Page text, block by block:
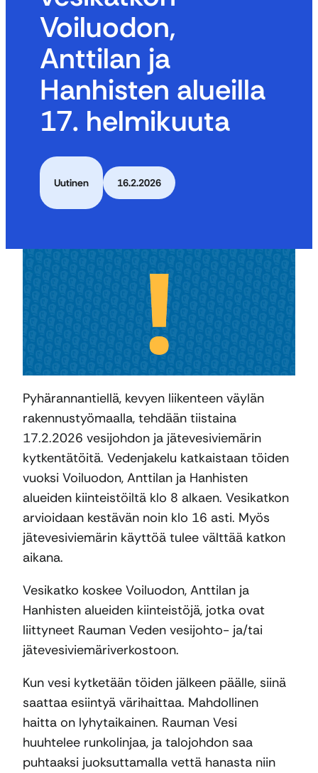
Voiluodon,
Anttilan ja
Hanhisten alueilla
17. helmikuuta
Uutinen 16.2.2026
Pyhärannantiellä, kevyen liikenteen väylän
rakennustyömaalla, tehdään tiistaina
17.2.2026 vesijohdon ja jätevesiviemärin
kytkentätöitä. Vedenjakelu katkaistaan töiden
vuoksi Voiluodon, Anttilan ja Hanhisten
alueiden kiinteistöiltä klo 8 alkaen. Vesikatkon
arvioidaan kestävän noin klo 16 asti. Myös
jätevesiviemärin käyttöä tulee välttää katkon
aikana.
Vesikatko koskee Voiluodon, Anttilan ja
Hanhisten alueiden kiinteistöjä, jotka ovat
liittyneet Rauman Veden vesijohto- ja/tai
jätevesiviemäriverkostoon.
Kun vesi kytketään töiden jälkeen päälle, siinä
saattaa esiintyä värihaittaa. Mahdollinen
haitta on lyhytaikainen. Rauman Vesi
huuhtelee runkolinjaa, ja talojohdon saa
puhtaaksi juoksuttamalla vettä hanasta niin